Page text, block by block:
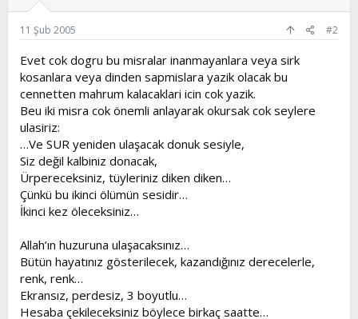
11 Şub 2005 #2
Evet cok dogru bu misralar inanmayanlara veya sirk
kosanlara veya dinden sapmislara yazik olacak bu
cennetten mahrum kalacaklari icin cok yazik.
Beu iki misra cok önemli anlayarak okursak cok seylere
ulasiriz:
…Ve SUR yeniden ulaşacak donuk sesiyle,
Siz değil kalbiniz donacak,
Ürpereceksiniz, tüyleriniz diken diken…
Çünkü bu ikinci ölümün sesidir…
İkinci kez öleceksiniz…
Allah’ın huzuruna ulaşacaksınız…
Bütün hayatınız gösterilecek, kazandığınız derecelerle,
renk, renk…
Ekransız, perdesiz, 3 boyutlu…
Hesaba çekileceksiniz böylece birkaç saatte…